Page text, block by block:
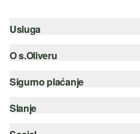
Usluga
Pomoć i česta pitanja
Savjetovanje o veličinama
Odjeća
O s.Oliveru
Newsletter
Sigurno plaćanje
Kreditna kartica
Slanje